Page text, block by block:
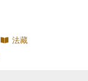
法藏